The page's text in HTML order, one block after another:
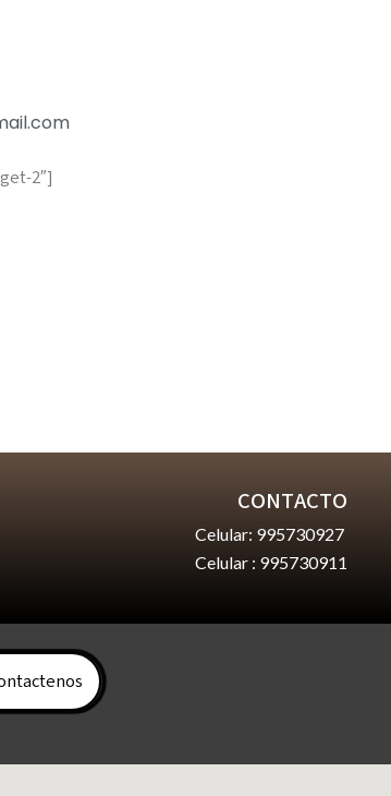
2″]
CONTACTO
Celular: 995730927
Celular : 995730911